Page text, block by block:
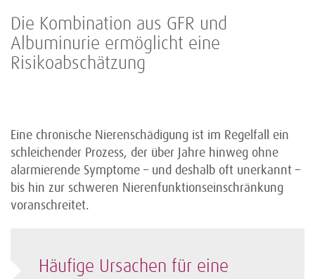
Die Kombination aus GFR und
Albuminurie ermöglicht eine
Risikoabschätzung
Eine chronische Nierenschädigung ist im Regelfall ein
schleichender Prozess, der über Jahre hinweg ohne
alarmierende Symptome – und deshalb oft unerkannt –
bis hin zur schweren Nierenfunktions­einschränkung
voranschreitet.
Häufige Ursachen für eine